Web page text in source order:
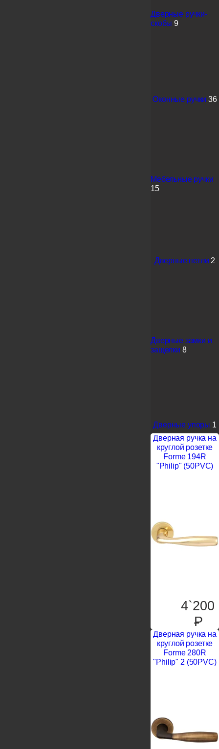
Дверные ручки-
скобы 9
Оконные ручки 36
Мебельные ручки
15
Дверные петли 2
Дверные замки и
защелки 8
Дверные упоры 1
Дверная ручка на
круглой розетке
Forme 194R
"Philip" (50PVC)
4`200
P
Дверная ручка на
круглой розетке
Forme 280R
"Philip" 2 (50PVC)